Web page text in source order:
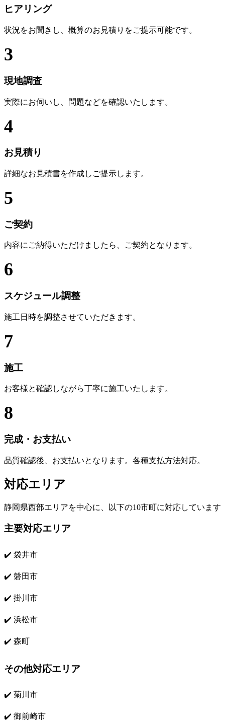
ヒアリング
状況をお聞きし、概算のお見積りをご提示可能です。
3
現地調査
実際にお伺いし、問題などを確認いたします。
4
お見積り
詳細なお見積書を作成しご提示します。
5
ご契約
内容にご納得いただけましたら、ご契約となります。
6
スケジュール調整
施工日時を調整させていただきます。
7
施工
お客様と確認しながら丁寧に施工いたします。
8
完成・お支払い
品質確認後、お支払いとなります。各種支払方法対応。
対応エリア
静岡県西部エリアを中心に、以下の10市町に対応しています
主要対応エリア
✔️ 袋井市
✔️ 磐田市
✔️ 掛川市
✔️ 浜松市
✔️ 森町
その他対応エリア
✔️ 菊川市
✔️ 御前崎市